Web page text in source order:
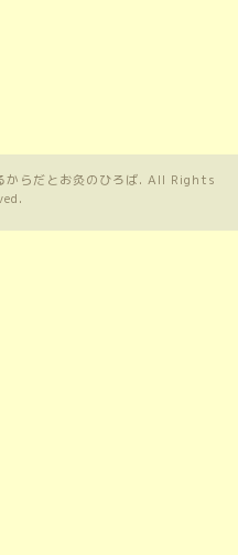
からだとお灸のひろば. All Rights